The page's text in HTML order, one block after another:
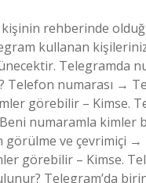
kişinin rehberinde
kullanan
Telegramda
Telefon numarası →
görebilir – Kimse.
numaramla kimler
görülme ve çevrimiçi →
görebilir – Kimse.
Telegram’da